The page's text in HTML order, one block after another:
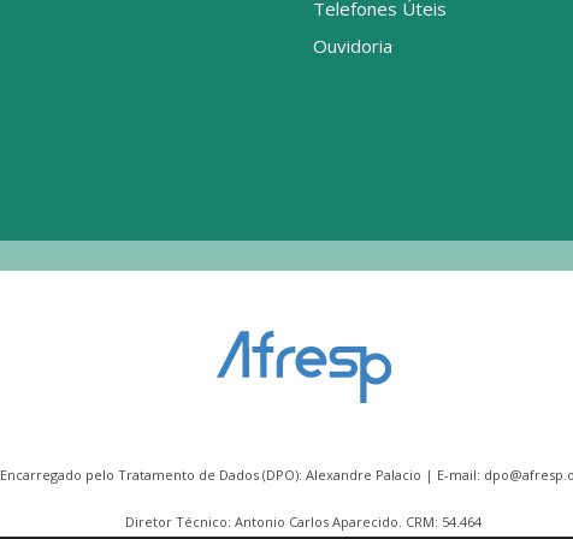
Telefones Úteis
Ouvidoria
Encarregado pelo Tratamento de Dados (DPO): Alexandre Palacio | E-mail:
Diretor Técnico: Antonio Carlos Aparecido. CRM: 54.464